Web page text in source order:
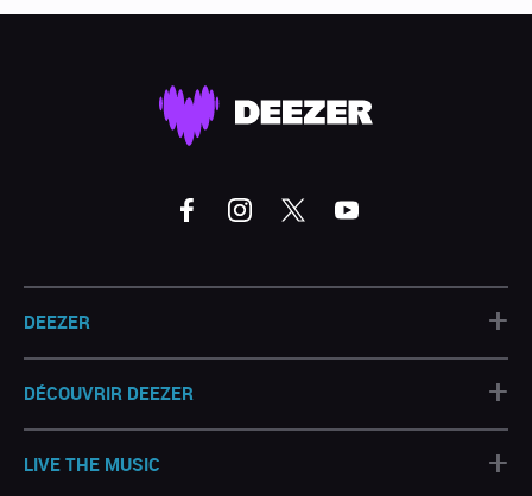
DEEZER +
DÉCOUVRIR DEEZER +
LIVE THE MUSIC +